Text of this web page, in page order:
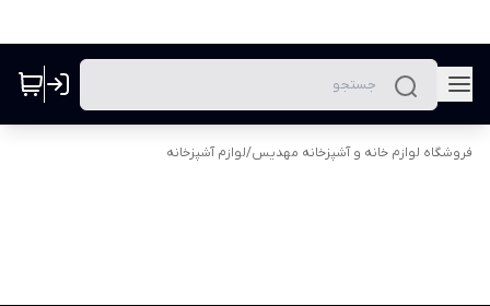
فروشگاه لوازم خانه و آشپزخانه مهدیس/لوازم آشپزخانه